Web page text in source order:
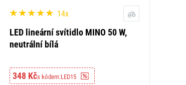
14x
LED lineární svítidlo MINO 50 W,
neutrální bílá
348 Kčs kódem:LED15